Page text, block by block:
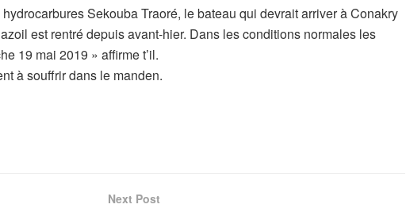
Sekouba Traoré, le bateau qui devrait arriver à Conakry
est rentré depuis avant-hier. Dans les conditions normales les
19 mai 2019 » affirme t’il.
à souffrir dans le manden.
Next Post